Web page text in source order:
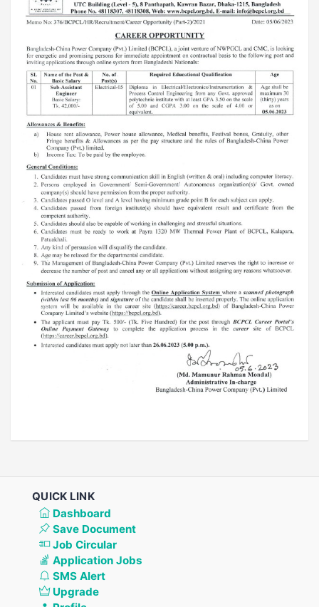
QUICK LINK
Dashboard
Save Document
Job Circular
Application Jobs
SMS Alert
Upgrade